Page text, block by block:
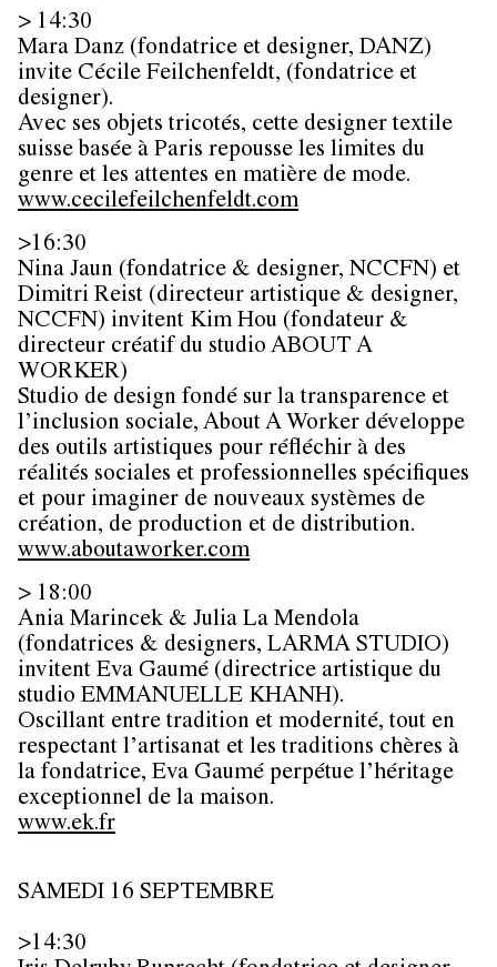
> 14:30
Mara Danz (fondatrice et designer, DANZ)
invite Cécile Feilchenfeldt, (fondatrice et
designer).
Avec ses objets tricotés, cette designer textile
suisse basée à Paris repousse les limites du
genre et les attentes en matière de mode.
www.cecilefeilchenfeldt.com
>16:30
Nina Jaun (fondatrice & designer, NCCFN) et
Dimitri Reist (directeur artistique & designer,
NCCFN) invitent Kim Hou (fondateur &
directeur créatif du studio ABOUT A
WORKER)
Studio de design fondé sur la transparence et
l’inclusion sociale, About A Worker développe
des outils artistiques pour réfléchir à des
réalités sociales et professionnelles spécifiques
et pour imaginer de nouveaux systèmes de
création, de production et de distribution.
www.aboutaworker.com
> 18:00
Ania Marincek & Julia La Mendola
(fondatrices & designers, LARMA STUDIO)
invitent Eva Gaumé (directrice artistique du
studio EMMANUELLE KHANH).
Oscillant entre tradition et modernité, tout en
respectant l’artisanat et les traditions chères à
la fondatrice, Eva Gaumé perpétue l’héritage
exceptionnel de la maison.
www.ek.fr
SAMEDI 16 SEPTEMBRE
>14:30